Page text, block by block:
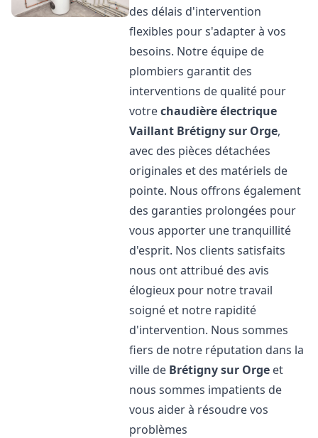
des délais d'intervention
flexibles pour s'adapter à vos
besoins. Notre équipe de
plombiers garantit des
interventions de qualité pour
votrechaudière électrique
Vaillant Brétigny sur Orge,
avec des pièces détachées
originales et des matériels de
pointe. Nous offrons également
des garanties prolongées pour
vous apporter une tranquillité
d'esprit. Nos clients satisfaits
nous ont attribué des avis
élogieux pour notre travail
soigné et notre rapidité
d'intervention. Nous sommes
fiers de notre réputation dans la
ville de Brétigny sur Orge et
nous sommes impatients de
vous aider à résoudre vos
problèmes